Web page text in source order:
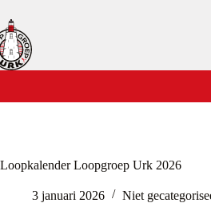
naar
de
inhoud
Loopkalender Loopgroep Urk 2026
3 januari 2026 Niet